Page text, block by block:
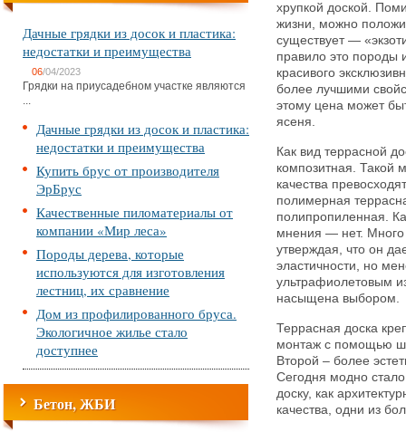
Дачные грядки из досок и пластика:
недостатки и преимущества
06/04/2023
Грядки на приусадебном участке являются
...
Дачные грядки из досок и пластика:
недостатки и преимущества
Купить брус от производителя
ЭрБрус
Качественные пиломатериалы от
компании «Мир леса»
Породы дерева, которые
используются для изготовления
лестниц, их сравнение
Дом из профилированного бруса.
Экологичное жилье стало
доступнее
Бетон, ЖБИ
хрупкой доской.
жизни, можно
существует —
правило это
красивого
более лучшими
этому цена может
ясеня.
Как вид террасной
композитная. Такой
качества
полимерная
полипропиленная.
мнения — нет. Много
утверждая, что он
эластичности, но
ультрафиолетовым
насыщена выбором.
Террасная доска
монтаж с помощью
Второй – более
Сегодня модно
доску, как
качества, одни из